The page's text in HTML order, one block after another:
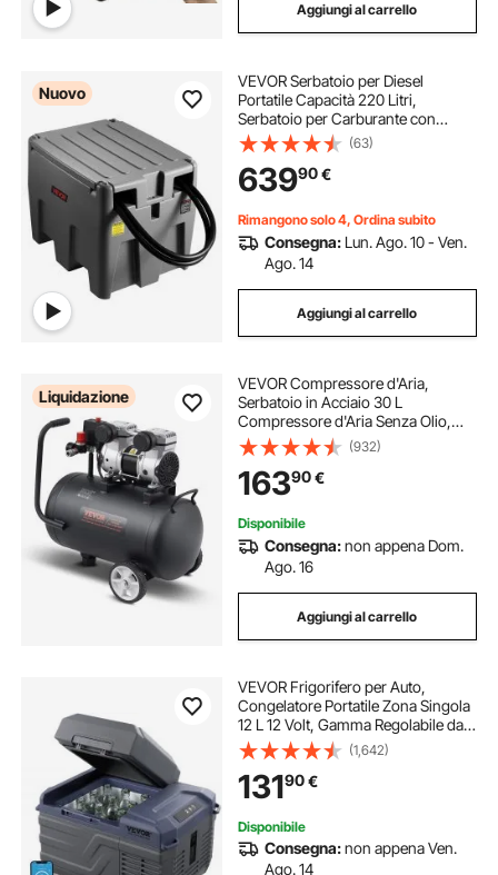
Aggiungi al carrello
Nuovo
VEVOR Serbatoio per Diesel
Portatile Capacità 220 Litri,
Serbatoio per Carburante con
Pompa di Trasferimento Elettrica da
12 V Potenza 140W, Stoccaggio per
Carburante, Grigio
(63)
63990€
Rimangono solo 4, Ordina subito
Consegna: Lun. Ago. 10 - Ven.
Ago. 14
Aggiungi al carrello
Liquidazione
VEVOR Compressore d'Aria,
Serbatoio in Acciaio 30 L
Compressore d'Aria Senza Olio,
Compressore Portatile Ultra
Silenzioso da 80 dB per Riparazioni
Auto, Gonfiaggio Pneumatici,
Verniciatura a Spruzzo
(932)
16390€
Disponibile
Consegna:non appena Dom.
Ago. 16
Aggiungi al carrello
VEVOR Frigorifero per Auto,
Congelatore Portatile Zona Singola
12 L 12 Volt, Gamma Regolabile da
-20 ~ 20 ℃, Dispositivo di
Raffreddamento a Compressore
12/24 V CC e 100-240 V CA per
Campeggio Camper
(1,642)
13190€
Disponibile
Consegna:non appena Ven.
Ago. 14